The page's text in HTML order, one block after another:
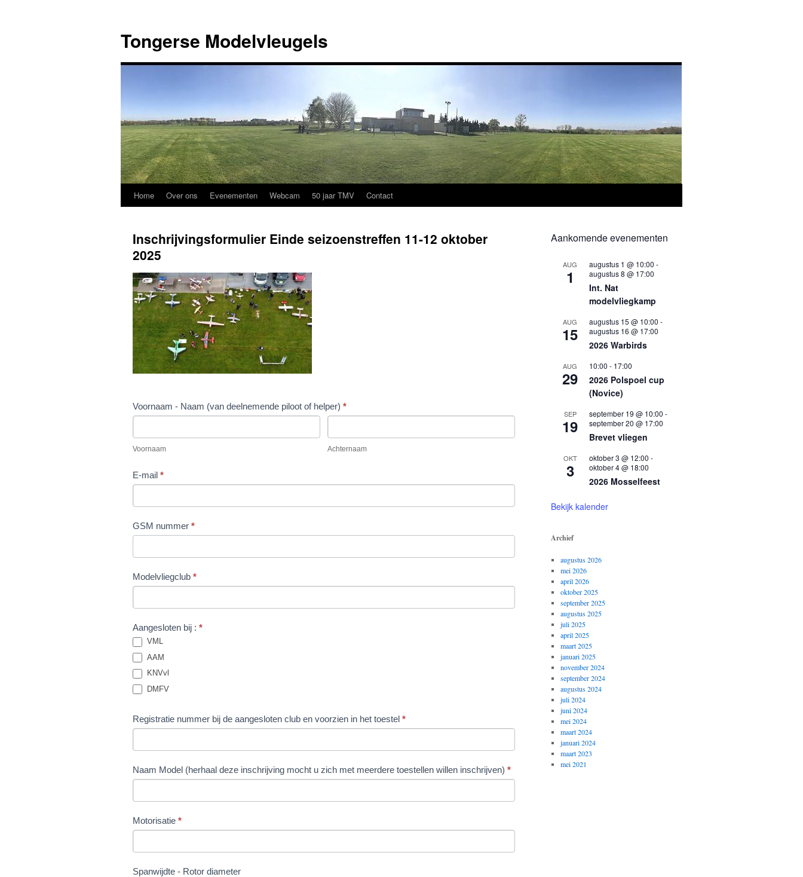
de
inhoud
Tongerse Modelvleugels
Home Over ons Evenementen Webcam 50 jaar TMV Contact
Inschrijvingsformulier Einde seizoenstreffen 11-12 oktober
2025
Einde
12
2025
25kg
Voornaam - Naam (van deelnemende piloot of helper) *
Voornaam Achternaam
E-mail *
GSM nummer *
Modelvliegclub *
Aangesloten bij : *
VML
AAM
KNVvl
DMFV
Registratie nummer bij de aangesloten club en voorzien in het toestel *
Naam Model (herhaal deze inschrijving mocht u zich met meerdere toestellen willen inschrijven) *
Motorisatie *
Spanwijdte - Rotor diameter
Aankomende evenementen
AUG
1
augustus 1 @ 10:00 -
augustus 8 @ 17:00
Int. Nat
modelvliegkamp
AUG
15
augustus 15 @ 10:00 -
augustus 16 @ 17:00
2026 Warbirds
AUG
29
10:00 - 17:00
2026 Polspoel cup
(Novice)
SEP
19
september 19 @ 10:00 -
september 20 @ 17:00
Brevet vliegen
OKT
3
oktober 3 @ 12:00 -
oktober 4 @ 18:00
2026 Mosselfeest
Bekijk kalender
Archief
augustus 2026
mei 2026
april 2026
oktober 2025
september 2025
augustus 2025
juli 2025
april 2025
maart 2025
januari 2025
november 2024
september 2024
augustus 2024
juli 2024
juni 2024
mei 2024
maart 2024
januari 2024
maart 2023
mei 2021